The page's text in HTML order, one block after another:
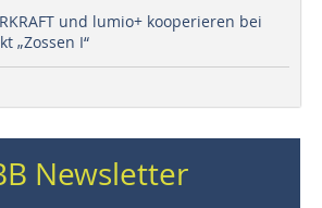
und lumio+ kooperieren bei
„Zossen I“
Newsletter